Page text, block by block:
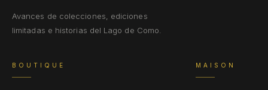
Avances de colecciones, ediciones
limitadas e historias del Lago de Como.
BOUTIQUE MAISON